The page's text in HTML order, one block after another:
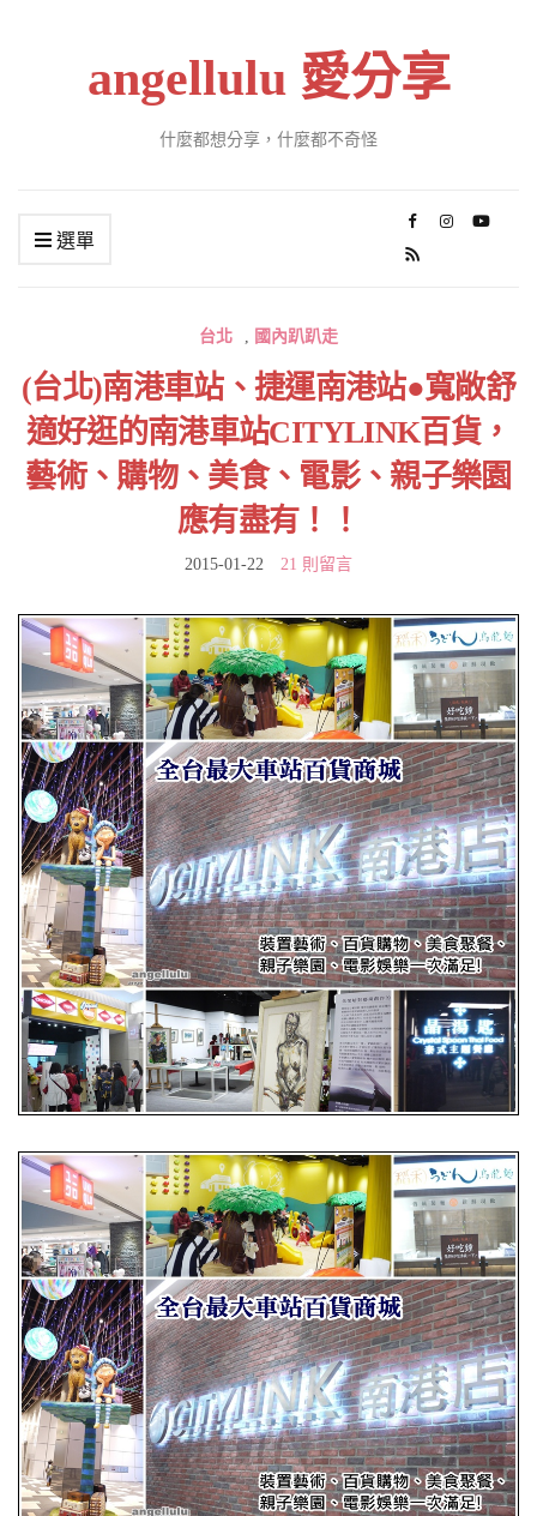
angellulu 愛分享
什麼都想分享，什麼都不奇怪
選單
台北 , 國內趴趴走
(台北)南港車站、捷運南港站●寬敞舒
適好逛的南港車站CITYLINK百貨，
藝術、購物、美食、電影、親子樂園
應有盡有！！
2015-01-22 21 則留言